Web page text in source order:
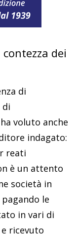
dei
di
di
voluto anche
indagato:
reati
è un attento
società in
le
in vari di
ricevuto